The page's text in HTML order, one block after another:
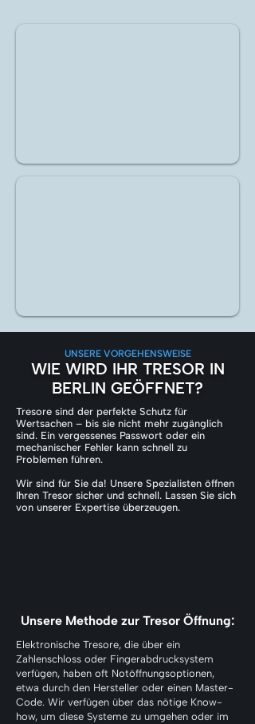
UNSERE VORGEHENSWEISE
WIE WIRD IHR TRESOR IN
BERLIN GEÖFFNET?
Tresore sind der perfekte Schutz für
Wertsachen – bis sie nicht mehr zugänglich
sind. Ein vergessenes Passwort oder ein
mechanischer Fehler kann schnell zu
Problemen führen.
Wir sind für Sie da! Unsere Spezialisten öffnen
Ihren Tresor sicher und schnell. Lassen Sie sich
von unserer Expertise überzeugen.
Unsere Methode zur Tresor Öffnung:
Elektronische Tresore, die über ein
Zahlenschloss oder Fingerabdrucksystem
verfügen, haben oft Notöffnungsoptionen,
etwa durch den Hersteller oder einen Master-
Code. Wir verfügen über das nötige Know-
how, um diese Systeme zu umgehen oder im